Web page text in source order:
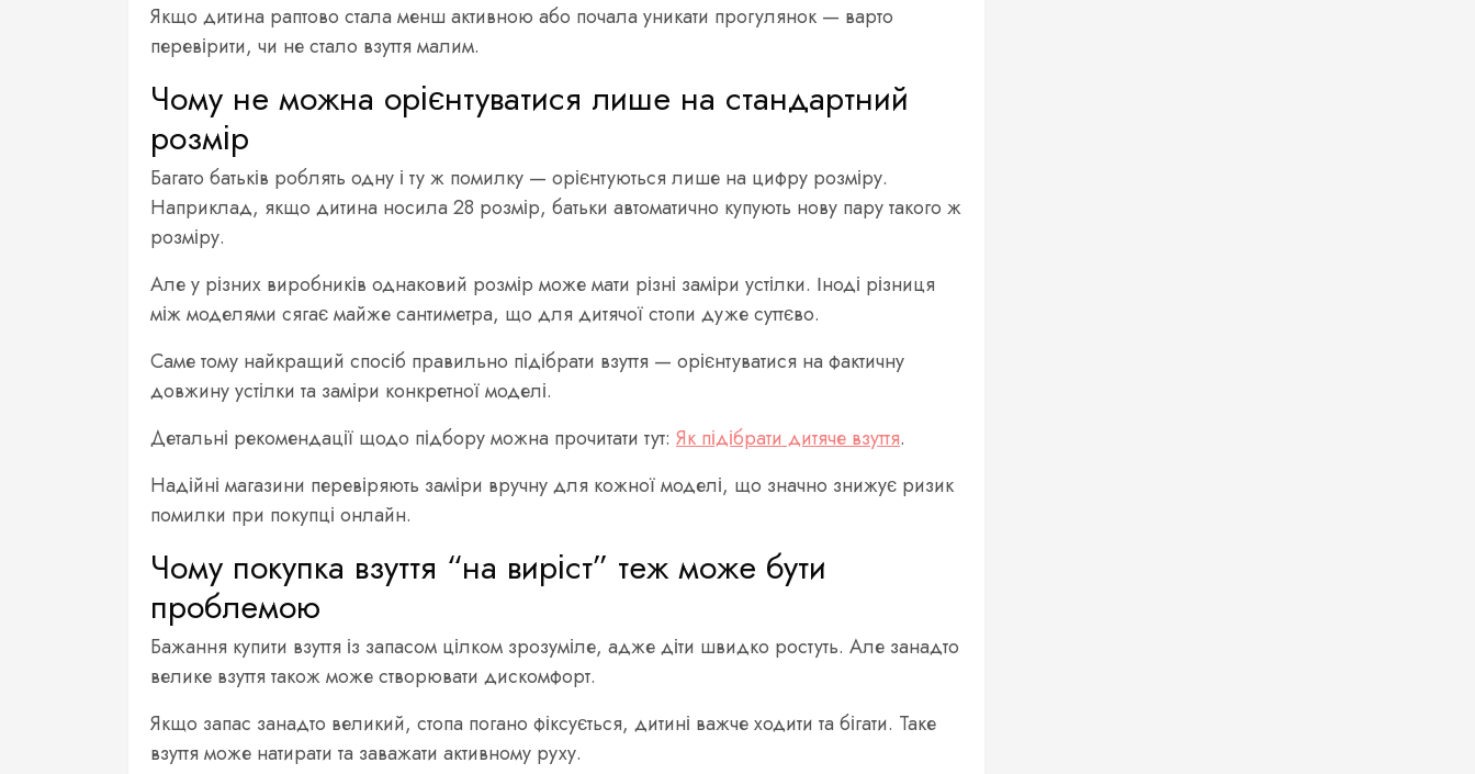
Якщо дитина раптово стала менш активною або почала уникати прогулянок — варто
перевірити, чи не стало взуття малим.
Чому не можна орієнтуватися лише на стандартний
розмір
Багато батьків роблять одну і ту ж помилку — орієнтуються лише на цифру розміру.
Наприклад, якщо дитина носила 28 розмір, батьки автоматично купують нову пару такого ж
розміру.
Але у різних виробників однаковий розмір може мати різні заміри устілки. Іноді різниця
між моделями сягає майже сантиметра, що для дитячої стопи дуже суттєво.
Саме тому найкращий спосіб правильно підібрати взуття — орієнтуватися на фактичну
довжину устілки та заміри конкретної моделі.
Детальні рекомендації щодо підбору можна прочитати тут: Як підібрати дитяче взуття.
Надійні магазини перевіряють заміри вручну для кожної моделі, що значно знижує ризик
помилки при покупці онлайн.
Чому покупка взуття “на виріст” теж може бути
проблемою
Бажання купити взуття із запасом цілком зрозуміле, адже діти швидко ростуть. Але занадто
велике взуття також може створювати дискомфорт.
Якщо запас занадто великий, стопа погано фіксується, дитині важче ходити та бігати. Таке
взуття може натирати та заважати активному руху.